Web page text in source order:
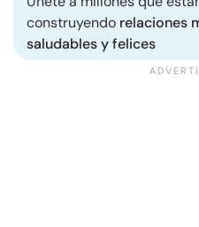
construyendo relaciones
saludables y felices